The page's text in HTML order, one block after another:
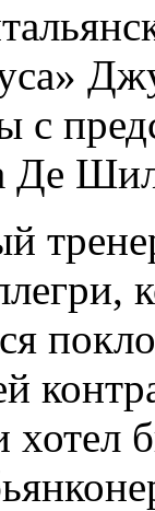
с
Де
хотел